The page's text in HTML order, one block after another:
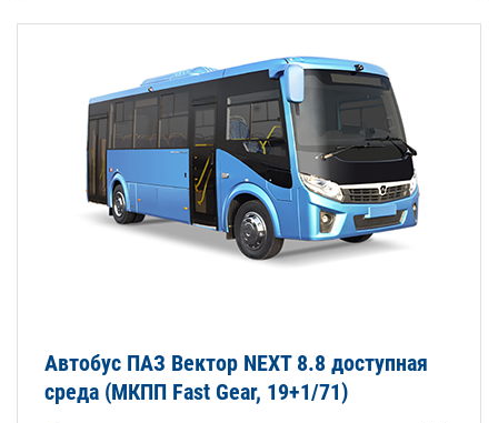
Автобус ПАЗ Вектор NEXT 8.8 доступная
среда (МКПП Fast Gear, 19+1/71)